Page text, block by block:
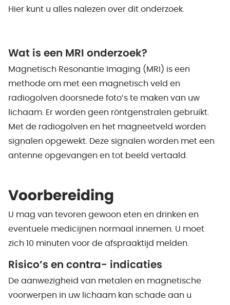
Hier kunt u alles nalezen over dit onderzoek.
Wat is een MRI onderzoek?
Magnetisch Resonantie Imaging (MRI) is een
methode om met een magnetisch veld en
radiogolven doorsnede foto’s te maken van uw
lichaam. Er worden geen röntgenstralen gebruikt.
Met de radiogolven en het magneetveld worden
signalen opgewekt. Deze signalen worden met een
antenne opgevangen en tot beeld vertaald.
Voorbereiding
U mag van tevoren gewoon eten en drinken en
eventuele medicijnen normaal innemen. U moet
zich 10 minuten voor de afspraaktijd melden.
Risico’s en contra- indicaties
De aanwezigheid van metalen en magnetische
voorwerpen in uw lichaam kan schade aan u